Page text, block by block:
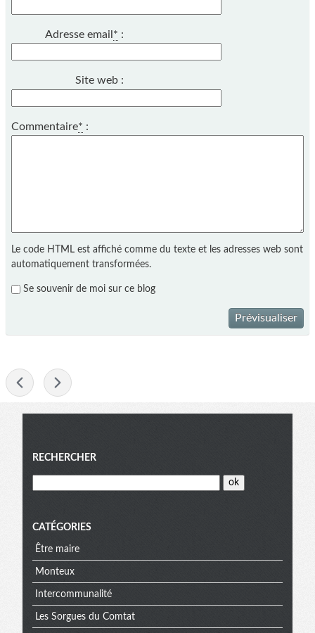
Adresse email * :
Site web :
Commentaire* :
Le code HTML est affiché comme du texte et les adresses web sont
automatiquement transformées.
Se souvenir de moi sur ce blog
Prévisualiser
Menu
RECHERCHER
CATÉGORIES
Être maire
Monteux
Intercommunalité
Les Sorgues du Comtat